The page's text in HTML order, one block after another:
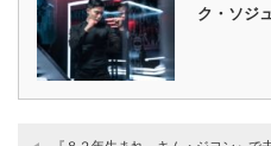
ク・ソジ